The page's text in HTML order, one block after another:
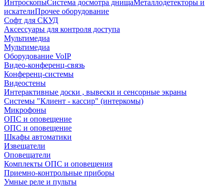
ИнтроскопыСистема досмотра днищаМеталлодетекторы и
искателиПрочее оборудование
Софт для СКУД
Аксессуары для контроля доступа
Мультимедиа
Мультимедиа
Оборудование VoIP
Видео-конференц-связь
Конференц-системы
Видеостены
Интерактивные доски , вывески и сенсорные экраны
Системы "Клиент - кассир" (интеркомы)
Микрофоны
ОПС и оповещение
ОПС и оповещение
Шкафы автоматики
Извещатели
Оповещатели
Комплекты ОПС и оповещения
Приемно-контрольные приборы
Умные реле и пульты